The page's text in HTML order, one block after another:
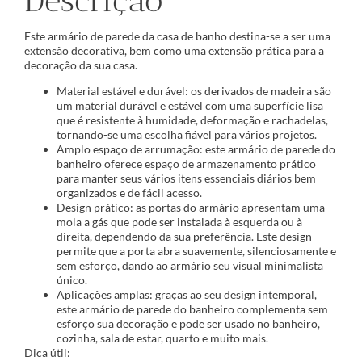
Este armário de parede da casa de banho destina-se a ser uma
extensão decorativa, bem como uma extensão prática para a
decoração da sua casa.
Material estável e durável: os derivados de madeira são
um material durável e estável com uma superfície lisa
que é resistente à humidade, deformação e rachadelas,
tornando-se uma escolha fiável para vários projetos.
Amplo espaço de arrumação: este armário de parede do
banheiro oferece espaço de armazenamento prático
para manter seus vários itens essenciais diários bem
organizados e de fácil acesso.
Design prático: as portas do armário apresentam uma
mola a gás que pode ser instalada à esquerda ou à
direita, dependendo da sua preferência. Este design
permite que a porta abra suavemente, silenciosamente e
sem esforço, dando ao armário seu visual minimalista
único.
Aplicações amplas: graças ao seu design intemporal,
este armário de parede do banheiro complementa sem
esforço sua decoração e pode ser usado no banheiro,
cozinha, sala de estar, quarto e muito mais.
Dica útil: